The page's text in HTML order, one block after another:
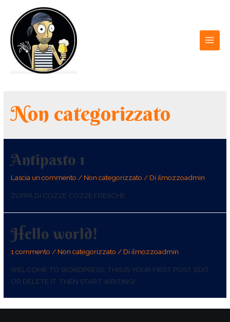
Non categorizzato
Antipasto 1
Lascia un commento / Non categorizzato / Di ilmozzoadmin
ZUPPA DI COZZE COZZE FRESCHE
Hello world!
1 commento / Non categorizzato / Di ilmozzoadmin
WELCOME TO WORDPRESS. THIS IS YOUR FIRST POST. EDIT
OR DELETE IT, THEN START WRITING!